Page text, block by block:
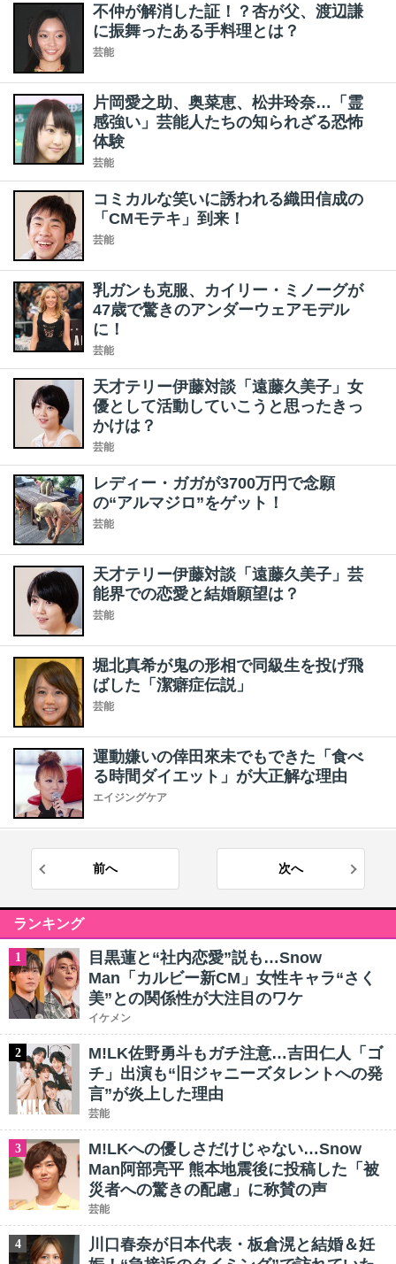
不仲が解消した証！？杏が父、渡辺謙
に振舞ったある手料理とは？
芸能
片岡愛之助、奥菜恵、松井玲奈…「霊
感強い」芸能人たちの知られざる恐怖
体験
芸能
コミカルな笑いに誘われる織田信成の
「CMモテキ」到来！
芸能
乳ガンも克服、カイリー・ミノーグが
47歳で驚きのアンダーウェアモデル
に！
芸能
天才テリー伊藤対談「遠藤久美子」女
優として活動していこうと思ったきっ
かけは？
芸能
レディー・ガガが3700万円で念願
の“アルマジロ”をゲット！
芸能
天才テリー伊藤対談「遠藤久美子」芸
能界での恋愛と結婚願望は？
芸能
堀北真希が鬼の形相で同級生を投げ飛
ばした「潔癖症伝説」
芸能
運動嫌いの倖田來未でもできた「食べ
る時間ダイエット」が大正解な理由
エイジングケア
前へ 次へ
ランキング
1
目黒蓮と“社内恋愛”説も…Snow
Man「カルビー新CM」女性キャラ“さく
美”との関係性が大注目のワケ
イケメン
2
M!LK佐野勇斗もガチ注意…吉田仁人「ゴ
チ」出演も“旧ジャニーズタレントへの発
言”が炎上した理由
芸能
3
M!LKへの優しさだけじゃない…Snow
Man阿部亮平 熊本地震後に投稿した「被
災者への驚きの配慮」に称賛の声
芸能
4
川口春奈が日本代表・板倉滉と結婚＆妊